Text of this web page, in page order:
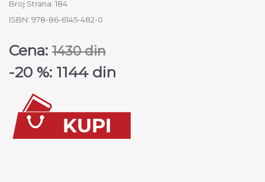
Broj Strana: 184
ISBN: 978-86-6145-482-0
Cena: 1430 din
-20 %: 1144 din